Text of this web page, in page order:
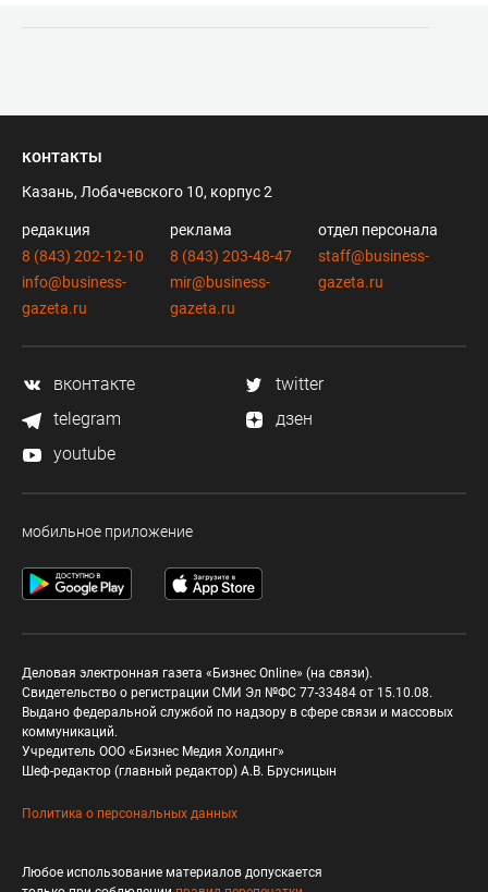
контакты
Казань, Лобачевского 10, корпус 2
редакция
8 (843) 202-12-10
info@business-
gazeta.ru
реклама
8 (843) 203-48-47
mir@business-
gazeta.ru
отдел персонала
staff@business-
gazeta.ru
вконтакте
twitter
telegram
дзен
youtube
мобильное приложение
Деловая электронная газета «Бизнес Online» (на связи).
Свидетельство о регистрации СМИ Эл №ФС 77-33484 от 15.10.08.
Выдано федеральной службой по надзору в сфере связи и массовых
коммуникаций.
Учредитель ООО «Бизнес Медия Холдинг»
Шеф-редактор (главный редактор) А.В. Брусницын
Политика о персональных данных
Любое использование материалов допускается